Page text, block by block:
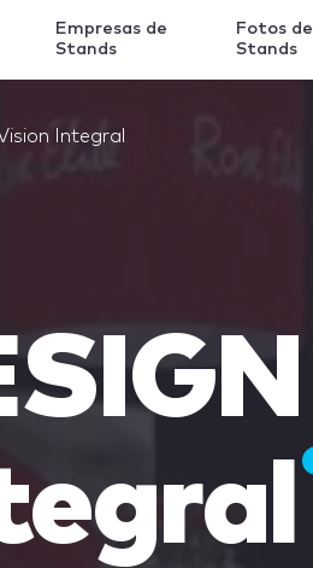
Empresas de
Stands
Fotos de
Stands
Integral